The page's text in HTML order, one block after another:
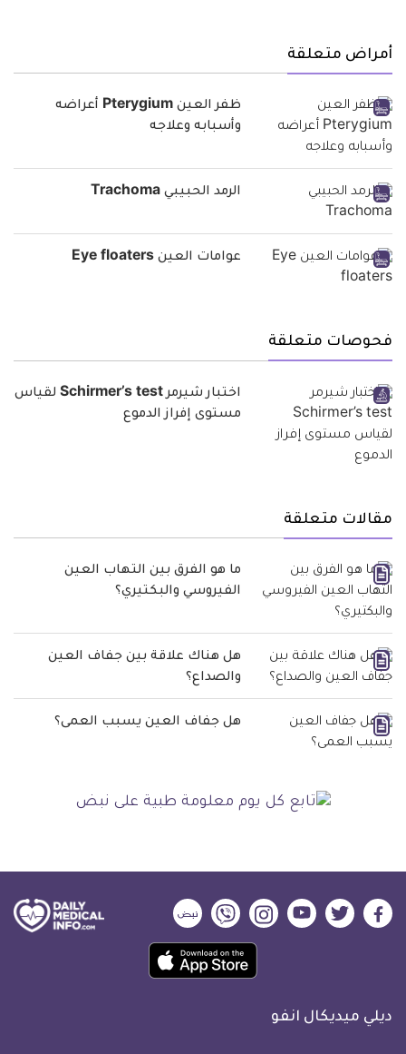
أمراض متعلقة
ظفر العين Pterygium أعراضه
وأسبابه وعلاجه
الرمد الحبيبي Trachoma
عوامات العين Eye floaters
فحوصات متعلقة
اختبار شيرمر Schirmer’s test لقياس
مستوى إفراز الدموع
مقالات متعلقة
ما هو الفرق بين التهاب العين
الفيروسي والبكتيري؟
هل هناك علاقة بين جفاف العين
والصداع؟
هل جفاف العين يسبب العمى؟
ديلي
فيسبوك
ديلي
تويتر
ديلي
ميديكال
يوتيوب
ديلي
ميديكال
انفو
ديلي
ميديكال
انفو
ديلي
ميديكال
انفو
حمل
تطبيق
ديلي ميديكال انفو